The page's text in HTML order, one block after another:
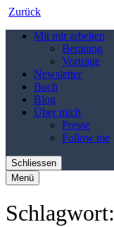
Zurück
Mit mir arbeiten
Beratung
Vorträge
Newsletter
Buch
Blog
Über mich
Presse
Follow me
Schliessen
Menü
Schlagwort: